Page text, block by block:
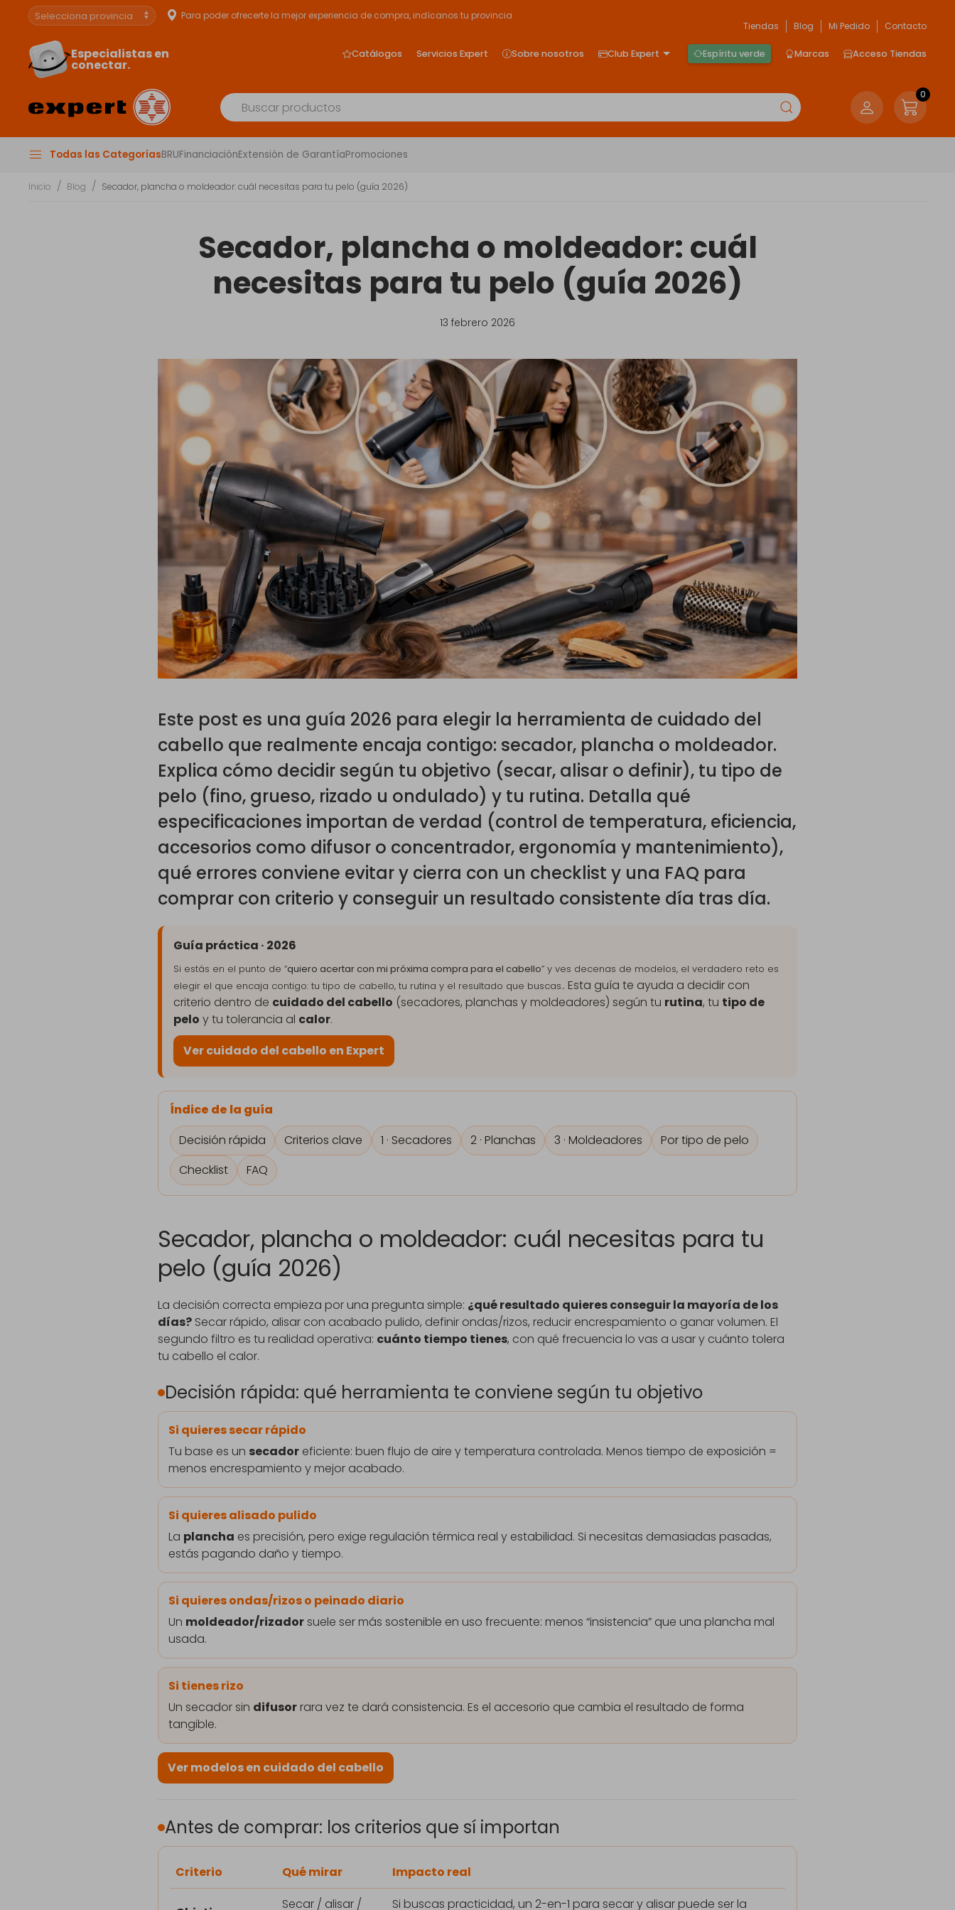
Para poder ofrecerte la mejor experiencia de compra, indícanos tu provincia
Tiendas
Blog Mi Pedido Contacto
Especialistas en
conectar.
Catálogos Servicios Expert Sobre nosotros Club Expert Espíritu verde Marcas Acceso Tiendas
0
Todas las CategoríasBRUFinanciaciónExtensión de GarantíaPromociones
Inicio Blog Secador, plancha o moldeador: cuál necesitas para tu pelo (guía 2026)
Secador, plancha o moldeador: cuál
necesitas para tu pelo (guía 2026)
13 febrero 2026
Este post es una guía 2026 para elegir la herramienta de cuidado del
cabello que realmente encaja contigo: secador, plancha o moldeador.
Explica cómo decidir según tu objetivo (secar, alisar o definir), tu tipo de
pelo (fino, grueso, rizado u ondulado) y tu rutina. Detalla qué
especificaciones importan de verdad (control de temperatura, eficiencia,
accesorios como difusor o concentrador, ergonomía y mantenimiento),
qué errores conviene evitar y cierra con un checklist y una FAQ para
comprar con criterio y conseguir un resultado consistente día tras día.
Guía práctica · 2026
Si estás en el punto de “quiero acertar con mi próxima compra para el cabello” y ves decenas de modelos, el verdadero reto es
elegir el que encaja contigo: tu tipo de cabello, tu rutina y el resultado que buscas.. Esta guía te ayuda a decidir con
criterio dentro de cuidado del cabello (secadores, planchas y moldeadores) según tu rutina, tu tipo de
pelo y tu tolerancia al calor.
Ver cuidado del cabello en Expert
Índice de la guía
Decisión rápida
Criterios clave 1 · Secadores 2 · Planchas 3 · Moldeadores
Por tipo de pelo
Checklist
FAQ
Secador, plancha o moldeador: cuál necesitas para tu
pelo (guía 2026)
La decisión correcta empieza por una pregunta simple: ¿qué resultado quieres conseguir la mayoría de los
días? Secar rápido, alisar con acabado pulido, definir ondas/rizos, reducir encrespamiento o ganar volumen. El
segundo filtro es tu realidad operativa: cuánto tiempo tienes, con qué frecuencia lo vas a usar y cuánto tolera
tu cabello el calor.
Decisión rápida: qué herramienta te conviene según tu objetivo
Si quieres secar rápido
Tu base es un secador eficiente: buen flujo de aire y temperatura controlada. Menos tiempo de exposición =
menos encrespamiento y mejor acabado.
Si quieres alisado pulido
La plancha es precisión, pero exige regulación térmica real y estabilidad. Si necesitas demasiadas pasadas,
estás pagando daño y tiempo.
Si quieres ondas/rizos o peinado diario
Un moldeador/rizador suele ser más sostenible en uso frecuente: menos “insistencia” que una plancha mal
usada.
Si tienes rizo
Un secador sin difusor rara vez te dará consistencia. Es el accesorio que cambia el resultado de forma
tangible.
Ver modelos en cuidado del cabello
Antes de comprar: los criterios que sí importan
Criterio Qué mirar Impacto real
Secar / alisar / Si buscas practicidad, un 2-en-1 para secar y alisar puede ser la